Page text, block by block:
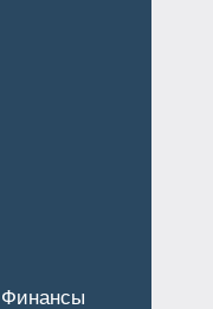
Финансы